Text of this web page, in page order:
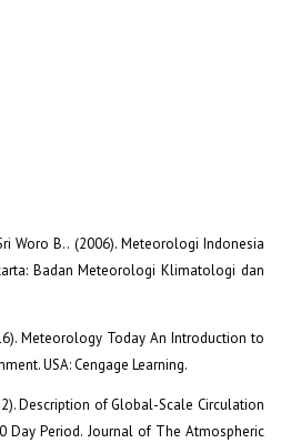
Woro B.. (2006). Meteorologi Indonesia
Badan Meteorologi Klimatologi dan
Meteorology Today An Introduction to
USA: Cengage Learning.
Description of Global-Scale Circulation
Day Period. Journal of The Atmospheric